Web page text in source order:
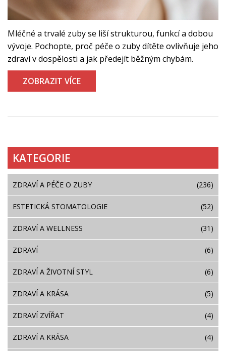
Mléčné a trvalé zuby se liší strukturou, funkcí a dobou
vývoje. Pochopte, proč péče o zuby dítěte ovlivňuje jeho
zdraví v dospělosti a jak předejít běžným chybám.
ZOBRAZIT VÍCE
KATEGORIE
ZDRAVÍ A PÉČE O ZUBY (236)
ESTETICKÁ STOMATOLOGIE (52)
ZDRAVÍ A WELLNESS (31)
ZDRAVÍ (6)
ZDRAVÍ A ŽIVOTNÍ STYL (6)
ZDRAVÍ A KRÁSA (5)
ZDRAVÍ ZVÍŘAT (4)
ZDRAVÍ A KRÁSA (4)